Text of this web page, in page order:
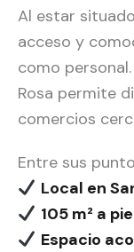
Al estar situado
acceso y
como
Rosa permite
comercios
Entre sus
Local en
105 m² a
Espacio